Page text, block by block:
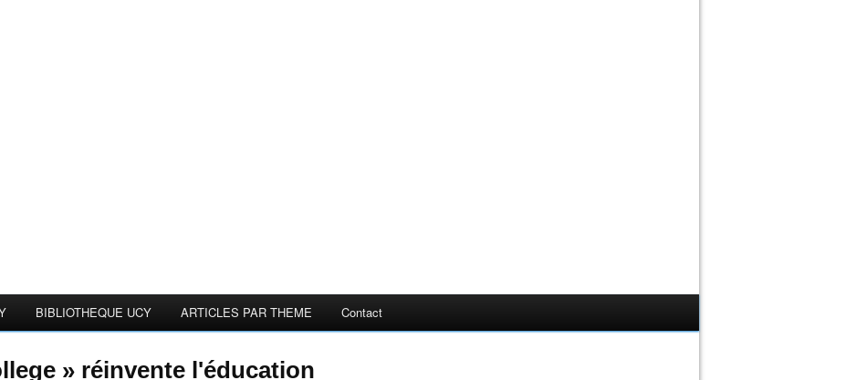
BIBLIOTHEQUE UCY ARTICLES PAR THEME Contact
» réinvente l'éducation